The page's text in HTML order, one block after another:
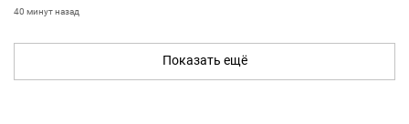
40 минут назад
Показать ещё